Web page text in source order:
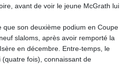
avant de voir le jeune McGrath lui
que son deuxième podium en Coupe
slaloms, après avoir remporté la
en décembre. Entre-temps, le
fois), connaissant de